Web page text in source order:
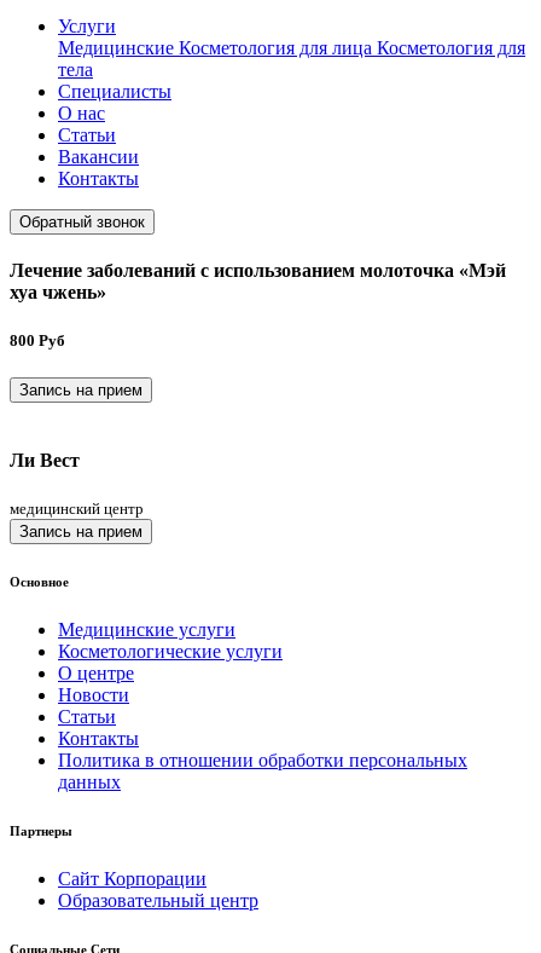
Услуги
Медицинские Косметология для лица Косметология для
тела
Специалисты
О нас
Статьи
Вакансии
Контакты
Обратный звонок
Лечение заболеваний с использованием молоточка «Мэй
хуа чжень»
800 Руб
Запись на прием
Ли Вест
медицинский центр
Запись на прием
Основное
Медицинские услуги
Косметологические услуги
О центре
Новости
Статьи
Контакты
Политика в отношении обработки персональных
данных
Партнеры
Сайт Корпорации
Образовательный центр
Социальные Сети